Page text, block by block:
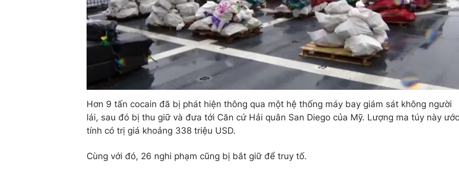
Hơn 9 tấn cocain đã bị phát hiện thông qua một hệ thống máy bay giám sát không người
lái, sau đó bị thu giữ và đưa tới Căn cứ Hải quân San Diego của Mỹ. Lượng ma túy này ước
tính có trị giá khoảng 338 triệu USD.
Cùng với đó, 26 nghi phạm cũng bị bắt giữ để truy tố.